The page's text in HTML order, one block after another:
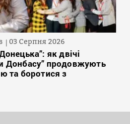
03 Серпня 2026
як двічі
Донбасу” продовжують
та боротися з